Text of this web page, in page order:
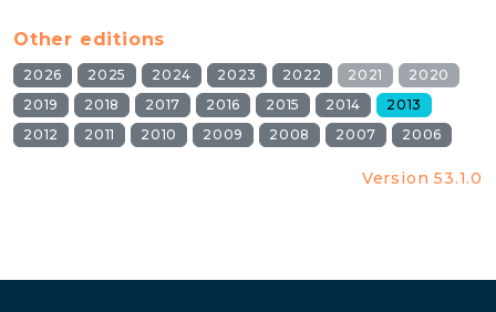
Other editions
2026 2025 2024 2023 2022 2021
2020
2019
2018 2017 2016 2015 2014
2013
2012
2011 2010 2009 2008 2007 2006
Version 53.1.0